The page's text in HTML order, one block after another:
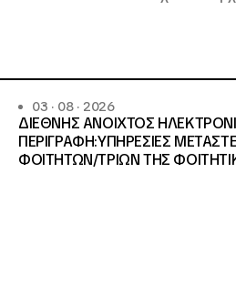
03 · 08 · 2026
ΔΙΕΘΝΗΣ ΑΝΟΙΧΤΟΣ
ΠΕΡΙΓΡΑΦΗ:ΥΠΗΡΕΣΙΕΣ
ΦΟΙΤΗΤΩΝ/ΤΡΙΩΝ ΤΗΣ